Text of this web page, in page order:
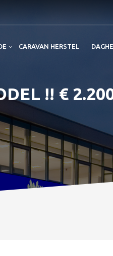
CARAVAN HERSTEL
!! €